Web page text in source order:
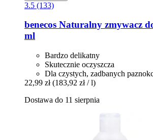
3.5 (133)
benecos Naturalny zmywacz
ml
Bardzo delikatny
Skutecznie oczyszcza
Dla czystych, zadbanych
22,99 zł (183,92 zł / l)
Dostawa do 11 sierpnia